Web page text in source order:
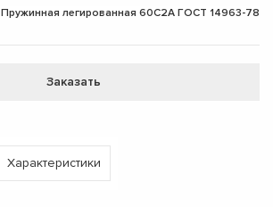
Пружинная легированная 60С2А ГОСТ 14963-78
Заказать
Характеристики